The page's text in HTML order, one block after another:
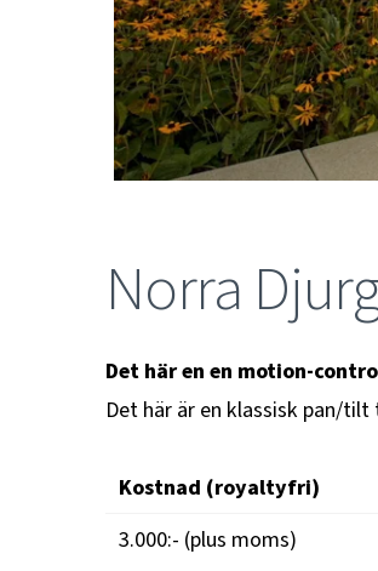
Norra
Det här en en motion-
Det här är en klassisk pan/
Kostnad (royaltyfri)
3.000:- (plus moms)